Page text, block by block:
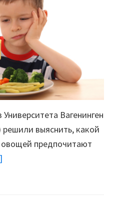
Вагенинген
выяснить, какой
овощей предпочитают